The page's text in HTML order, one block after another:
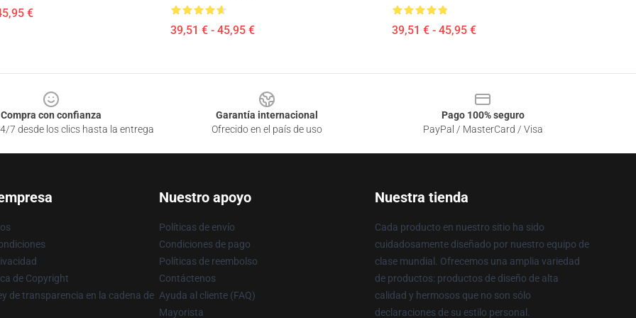
€
39,51 € - 45,95 € 39,51 € - 45,95 €
Compra con confianza
7 desde los clics hasta la entrega
Garantía internacional
Ofrecido en el país de uso
Pago 100% seguro
PayPal / MasterCard / Visa
de Copyright
de transparencia en la cadena de
Nuestro apoyo
Políticas de envío
Condiciones de pago
Políticas de reembolso
Contáctenos
Ayuda al cliente (FAQ)
Mayorista
Nuestra tienda
Cada producto en nuestro sitio ha sido
cuidadosamente diseñado por nuestro equipo de
clase mundial. Ofrecemos una amplia variedad
de productos: productos de diseño de alta
calidad y hermosos que no son sólo
declaraciones de su estilo personal.